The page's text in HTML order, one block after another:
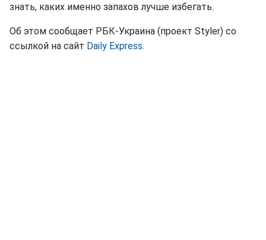
знать, каких именно запахов лучше избегать.
Об этом сообщает РБК-Украина (проект Styler) со
ссылкой на сайт Daily Express.